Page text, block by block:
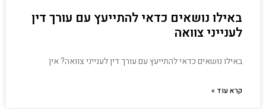
באילו נושאים כדאי להתייעץ עם עורך דין
לענייני צוואה
באילו נושאים כדאי להתייעץ עם עורך דין לענייני צוואה? אין
קרא עוד »